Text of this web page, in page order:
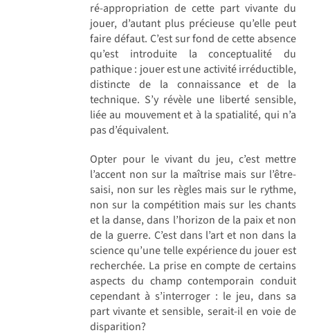
ré-appropriation de cette part vivante du
jouer, d’autant plus précieuse qu’elle peut
faire défaut. C’est sur fond de cette absence
qu’est introduite la conceptualité du
pathique : jouer est une activité irréductible,
distincte de la connaissance et de la
technique. S’y révèle une liberté sensible,
liée au mouvement et à la spatialité, qui n’a
pas d’équivalent.
Opter pour le vivant du jeu, c’est mettre
l’accent non sur la maîtrise mais sur l’être-
saisi, non sur les règles mais sur le rythme,
non sur la compétition mais sur les chants
et la danse, dans l’horizon de la paix et non
de la guerre. C’est dans l’art et non dans la
science qu’une telle expérience du jouer est
recherchée. La prise en compte de certains
aspects du champ contemporain conduit
cependant à s’interroger : le jeu, dans sa
part vivante et sensible, serait-il en voie de
disparition?